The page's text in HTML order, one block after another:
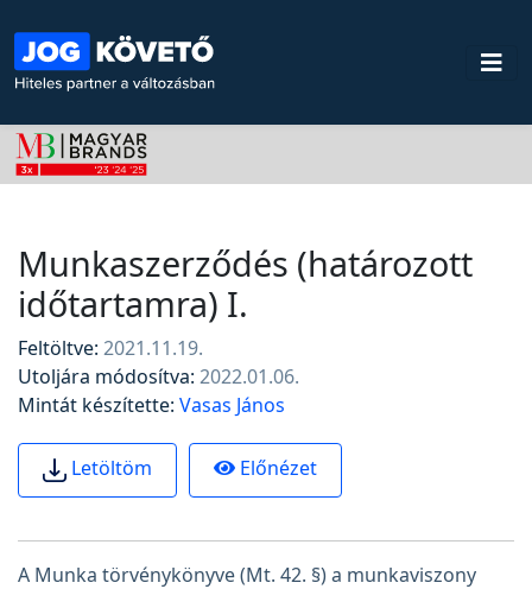
Munkaszerződés (határozott
időtartamra) I.
Feltöltve: 2021.11.19.
Utoljára módosítva: 2022.01.06.
Mintát készítette: Vasas János
Letöltöm Előnézet
A Munka törvénykönyve (Mt. 42. §) a munkaviszony